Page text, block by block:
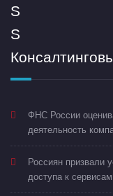
ФНС России
деятельность
Россиян призвали
доступа к сервисам